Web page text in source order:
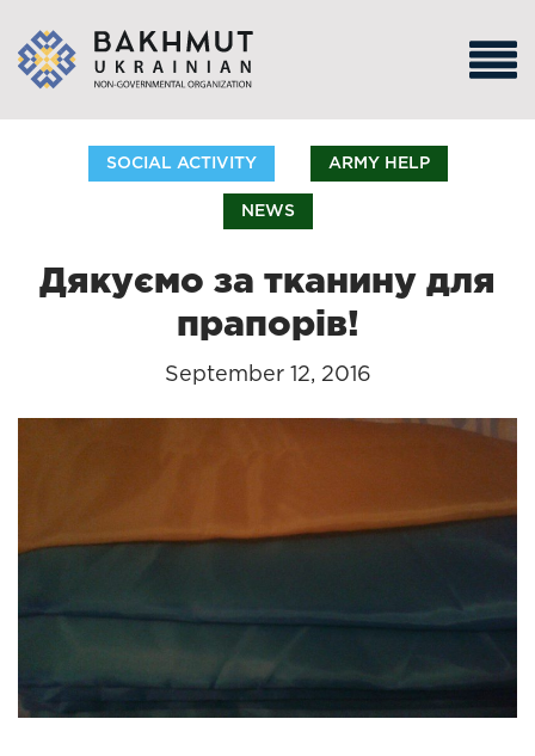
SOCIAL ACTIVITY ARMY HELP
NEWS
Дякуємо за тканину для
прапорів!
September 12, 2016